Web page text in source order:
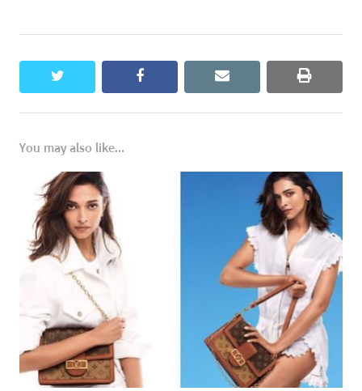
twitter facebook email print
You may also like...